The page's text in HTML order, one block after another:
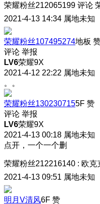
荣耀粉丝212065199 评论
2021-4-13 14:34 属地未知
荣耀粉丝107495274地板
评论 举报
LV6荣耀9X
2021-4-12 22:22 属地未知
。。
荣耀粉丝1302307155F 赞
评论 举报
LV6荣耀9X
2021-4-13 00:18 属地未知
点开，一个一个删
荣耀粉丝212216140 : 欧克
2021-4-13 09:51 属地未知
明月V清风6F 赞